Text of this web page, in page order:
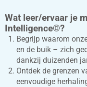
Wat leer/ervaar je
Intelligence©?
Begrijp waarom
en de buik – zich
dankzij duizenden
Ontdek de grenzen
eenvoudige